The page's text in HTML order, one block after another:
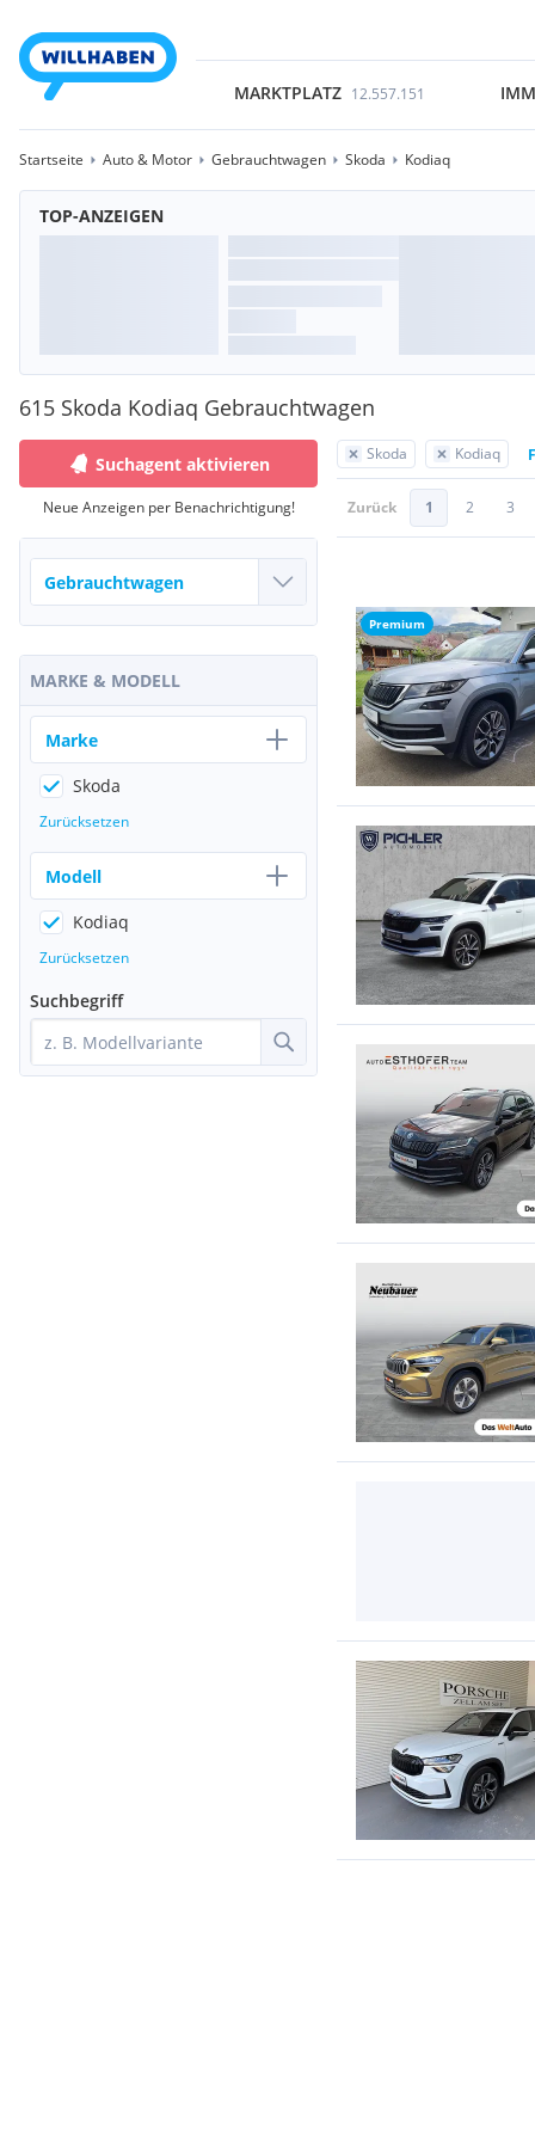
MARKTPLATZ 12.557.151
Startseite Auto & Motor Gebrauchtwagen Skoda Kodiaq
TOP-ANZEIGEN
615 Skoda Kodiaq Gebrauchtwagen
Skoda Kodiaq
Zurück 1 2 3
Premium
Suchagent aktivieren
Neue Anzeigen per Benachrichtigung!
MARKE & MODELL
Marke
Skoda
Zurücksetzen
Modell
Kodiaq
Zurücksetzen
Suchbegriff